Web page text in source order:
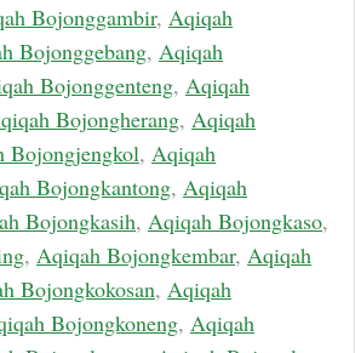
Bojonggambir, Aqiqah
Bojonggebang, Aqiqah
Bojonggenteng, Aqiqah
Bojongherang, Aqiqah
Bojongjengkol, Aqiqah
Bojongkantong, Aqiqah
Bojongkasih, Aqiqah Bojongkaso,
, Aqiqah Bojongkembar, Aqiqah
Bojongkokosan, Aqiqah
Bojongkoneng, Aqiqah